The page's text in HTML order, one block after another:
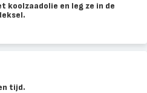
koolzaadolie en leg ze in de
tijd.